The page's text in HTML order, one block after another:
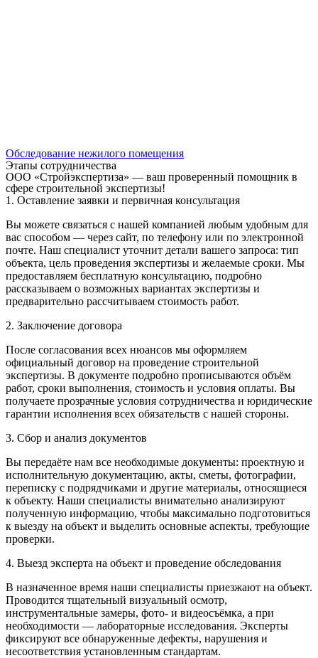
Обследование нежилого помещения
Этапы сотрудничества
ООО «Стройэкспертиза» — ваш проверенный помощник в
сфере строительной экспертизы!
1. Оставление заявки и первичная консультация
Вы можете связаться с нашей компанией любым удобным для
вас способом — через сайт, по телефону или по электронной
почте. Наш специалист уточнит детали вашего запроса: тип
объекта, цель проведения экспертизы и желаемые сроки. Мы
предоставляем бесплатную консультацию, подробно
рассказываем о возможных вариантах экспертизы и
предварительно рассчитываем стоимость работ.
2. Заключение договора
После согласования всех нюансов мы оформляем
официальный договор на проведение строительной
экспертизы. В документе подробно прописываются объём
работ, сроки выполнения, стоимость и условия оплаты. Вы
получаете прозрачные условия сотрудничества и юридические
гарантии исполнения всех обязательств с нашей стороны.
3. Сбор и анализ документов
Вы передаёте нам все необходимые документы: проектную и
исполнительную документацию, акты, сметы, фотографии,
переписку с подрядчиками и другие материалы, относящиеся
к объекту. Наши специалисты внимательно анализируют
полученную информацию, чтобы максимально подготовиться
к выезду на объект и выделить основные аспекты, требующие
проверки.
4. Выезд эксперта на объект и проведение обследования
В назначенное время наши специалисты приезжают на объект.
Проводится тщательный визуальный осмотр,
инструментальные замеры, фото- и видеосъёмка, а при
необходимости — лабораторные исследования. Эксперты
фиксируют все обнаруженные дефекты, нарушения и
несоответствия установленным стандартам.